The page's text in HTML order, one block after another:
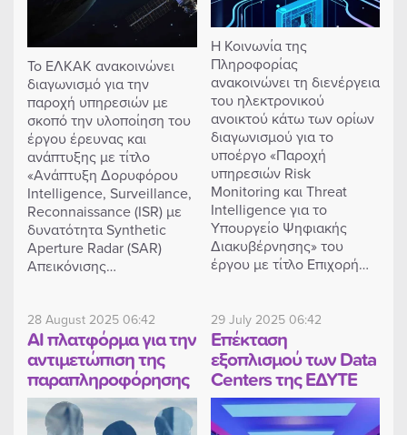
Το ΕΛΚΑΚ ανακοινώνει
διαγωνισμό για την
παροχή υπηρεσιών με
σκοπό την υλοποίηση του
έργου έρευνας και
ανάπτυξης με τίτλο
«Ανάπτυξη Δορυφόρου
Intelligence, Surveillance,
Reconnaissance (ISR) με
δυνατότητα Synthetic
Aperture Radar (SAR)
Απεικόνισης…
Η Κοινωνία της
Πληροφορίας
ανακοινώνει τη διενέργεια
του ηλεκτρονικού
ανοικτού κάτω των ορίων
διαγωνισμού για το
υποέργο «Παροχή
υπηρεσιών Risk
Μonitoring και Τhreat
Ιntelligence για το
Υπουργείο Ψηφιακής
Διακυβέρνησης» του
έργου με τίτλο Επιχορή…
28 August 2025 06:42
AI πλατφόρμα για την
αντιμετώπιση της
παραπληροφόρησης
29 July 2025 06:42
Επέκταση
εξοπλισμού των Data
Centers της ΕΔΥΤΕ